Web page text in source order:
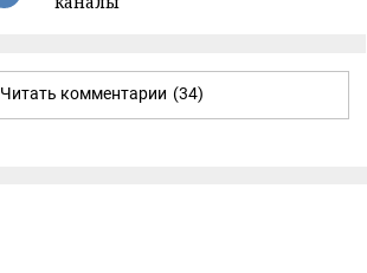
Читать комментарии (34)